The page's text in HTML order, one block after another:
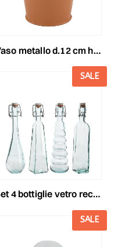
vaso metallo d.12 cm h.12 cm salmone
SALE
set 4 bottiglie vetro recycled c/tappo d7x28 ass.trasp.
SALE